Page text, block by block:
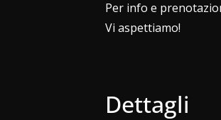
Per info e
Vi aspettiamo!
Dettagli